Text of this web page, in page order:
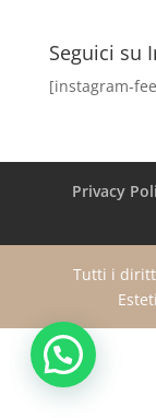
Seguici su
[instagram-
Privacy
Tutti i